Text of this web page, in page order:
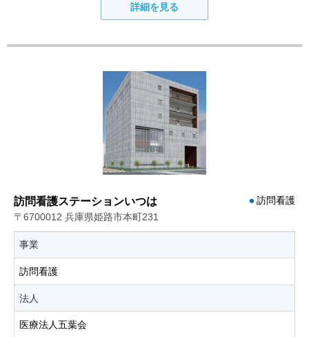
詳細を見る
訪問看護ステーションいつは
訪問看護
〒6700012 兵庫県姫路市本町231
事業
訪問看護
法人
医療法人五葉会